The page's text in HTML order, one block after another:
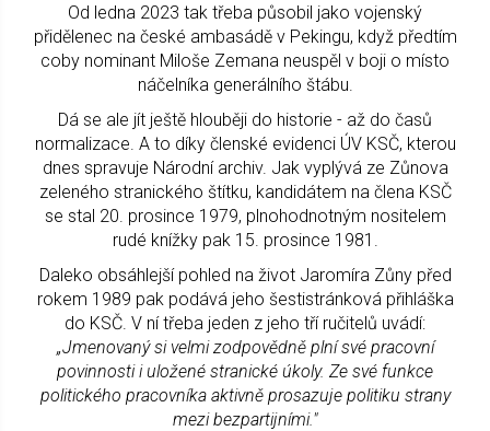
Od ledna 2023 tak třeba působil jako vojenský
přidělenec na české ambasádě v Pekingu, když předtím
coby nominant Miloše Zemana neuspěl v boji o místo
náčelníka generálního štábu.
Dá se ale jít ještě hlouběji do historie - až do časů
normalizace. A to díky členské evidenci ÚV KSČ, kterou
dnes spravuje Národní archiv. Jak vyplývá ze Zůnova
zeleného stranického štítku, kandidátem na člena KSČ
se stal 20. prosince 1979, plnohodnotným nositelem
rudé knížky pak 15. prosince 1981.
Daleko obsáhlejší pohled na život Jaromíra Zůny před
rokem 1989 pak podává jeho šestistránková přihláška
do KSČ. V ní třeba jeden z jeho tří ručitelů uvádí:
„Jmenovaný si velmi zodpovědně plní své pracovní
povinnosti i uložené stranické úkoly. Ze své funkce
politického pracovníka aktivně prosazuje politiku strany
mezi bezpartijními."